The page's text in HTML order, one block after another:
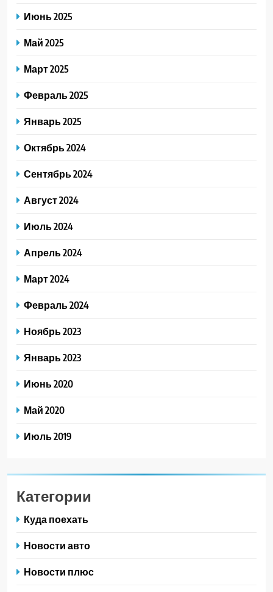
Июнь 2025
Май 2025
Март 2025
Февраль 2025
Январь 2025
Октябрь 2024
Сентябрь 2024
Август 2024
Июль 2024
Апрель 2024
Март 2024
Февраль 2024
Ноябрь 2023
Январь 2023
Июнь 2020
Май 2020
Июль 2019
Категории
Куда поехать
Новости авто
Новости плюс